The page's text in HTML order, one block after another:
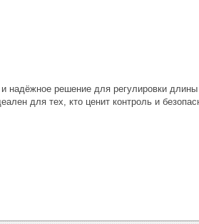
и надёжное решение для регулировки
для тех, кто ценит контроль и